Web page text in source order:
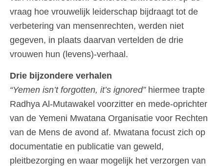
vraag hoe vrouwelijk leiderschap bijdraagt tot de
verbetering van mensenrechten, werden niet
gegeven, in plaats daarvan vertelden de drie
vrouwen hun (levens)-verhaal.
Drie bijzondere verhalen
“Yemen isn’t forgotten, it’s ignored”hiermee trapte
Radhya Al-Mutawakel voorzitter en mede-oprichter
van de Yemeni Mwatana Organisatie voor Rechten
van de Mens de avond af. Mwatana focust zich op
documentatie en publicatie van geweld,
pleitbezorging en waar mogelijk het verzorgen van